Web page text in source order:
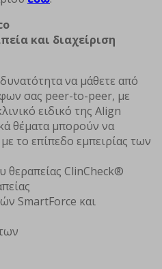
και διαχείριση
να μάθετε από
σας peer-to-peer, με
ειδικό της Align
θέματα μπορούν να
το επίπεδο εμπειρίας των
θεραπείας ClinCheck®
SmartForce και